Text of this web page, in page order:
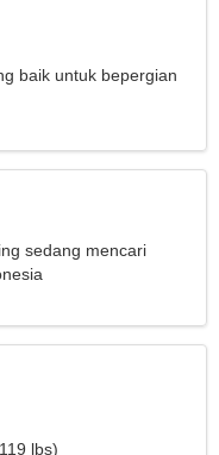
baik untuk bepergian
sedang mencari
lbs)